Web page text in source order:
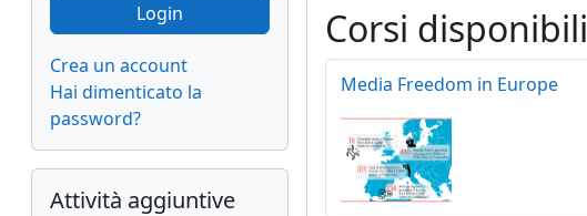
Corsi disponibili
Media Freedom in Europe
Crea un account
Hai dimenticato la
password?
Salta Attività aggiuntive
Attività aggiuntive